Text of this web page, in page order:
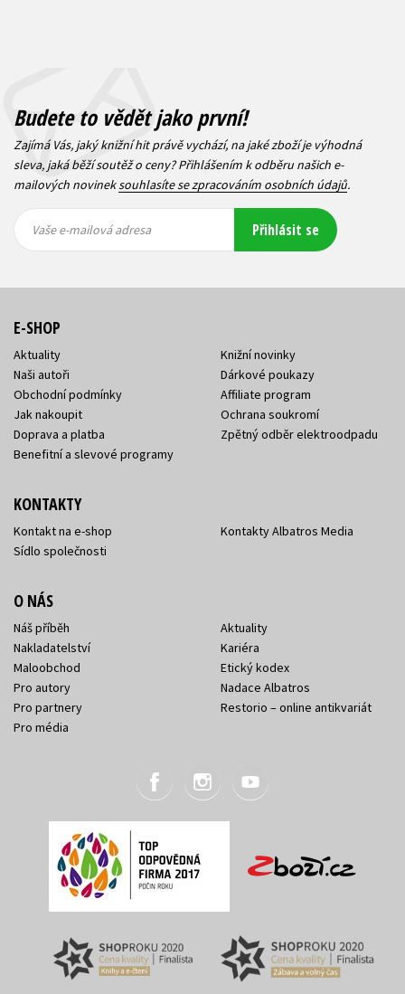
Budete to vědět jako první!
Zajímá Vás, jaký knižní hit právě vychází, na jaké zboží je výhodná
sleva, jaká běží soutěž o ceny? Přihlášením k odběru našich e-
mailových novineksouhlasíte se zpracováním osobních údajů.
mailová
mailová
Vaše e-mailová adresa Přihlásit se
E-SHOP
Aktuality
Naši autoři
Obchodní podmínky
Jak nakoupit
Doprava a platba
Benefitní a slevové programy
Knižní novinky
Dárkové poukazy
Affiliate program
Ochrana soukromí
Zpětný odběr elektroodpadu
KONTAKTY
Kontakt na e-shop
Sídlo společnosti
Kontakty Albatros Media
O NÁS
Náš příběh
Nakladatelství
Maloobchod
Pro autory
Pro partnery
Pro média
Aktuality
Kariéra
Etický kodex
Nadace Albatros
Restorio – online antikvariát